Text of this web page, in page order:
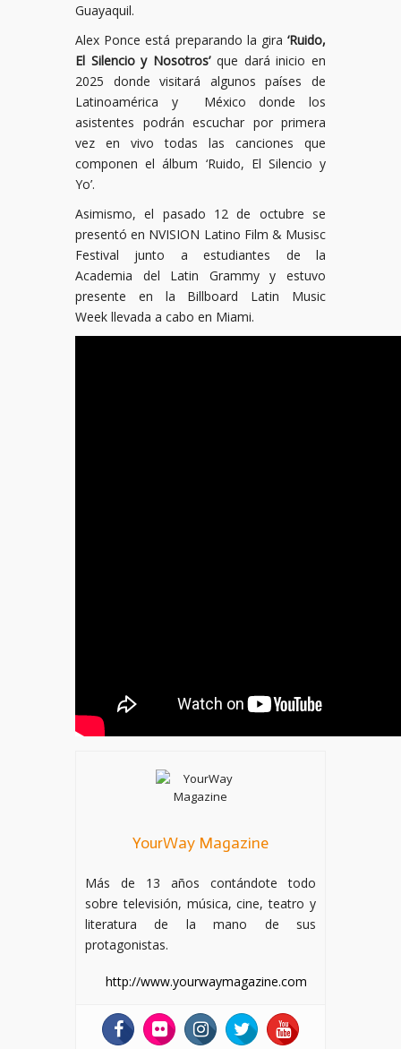
Guayaquil.
Alex Ponce está preparando la gira ‘Ruido,
El Silencio y Nosotros’ que dará inicio en
2025 donde visitará algunos países de
Latinoamérica y México donde los
asistentes podrán escuchar por primera
vez en vivo todas las canciones que
componen el álbum ‘Ruido, El Silencio y
Yo’.
Asimismo, el pasado 12 de octubre se
presentó en NVISION Latino Film & Musisc
Festival junto a estudiantes de la
Academia del Latin Grammy y estuvo
presente en la Billboard Latin Music
Week llevada a cabo en Miami.
YourWay Magazine
Más de 13 años contándote todo
sobre televisión, música, cine, teatro y
literatura de la mano de sus
protagonistas.
http://www.yourwaymagazine.com